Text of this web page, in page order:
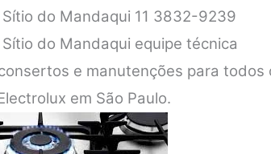
do Mandaqui 11 3832-9239
do Mandaqui equipe técnica
e manutenções para todos
em São Paulo.